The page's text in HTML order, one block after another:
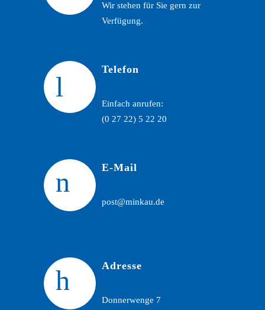
Wir stehen für Sie gern zur
Verfügung.
Telefon
Einfach anrufen:
(0 27 22) 5 22 20
E-Mail
post@minkau.de
Adresse
Donnerwenge 7